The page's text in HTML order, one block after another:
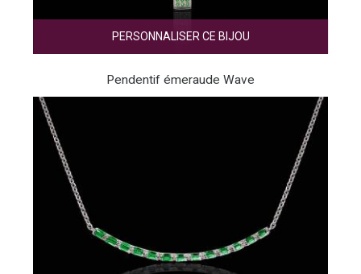
PERSONNALISER CE BIJOU
Pendentif émeraude Wave